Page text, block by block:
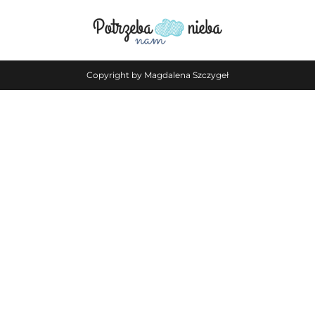
Copyright by Magdalena Szczygeł